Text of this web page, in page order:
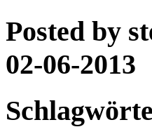
Posted by
02-06-2013